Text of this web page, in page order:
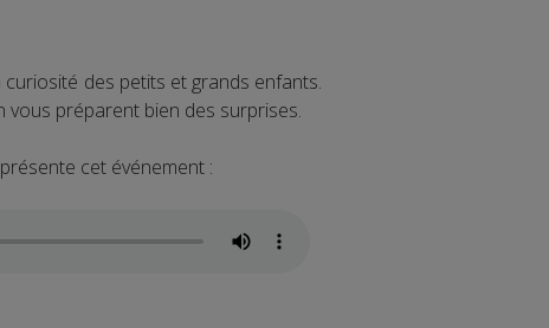
des petits et grands enfants.
préparent bien des surprises.
cet événement :